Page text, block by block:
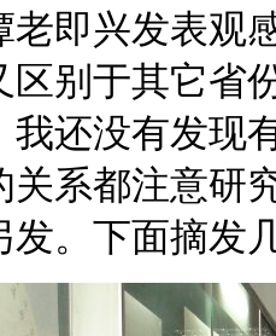
老即兴发表观
别于其它省
我还没有发现
关系都注意研
发。下面摘发